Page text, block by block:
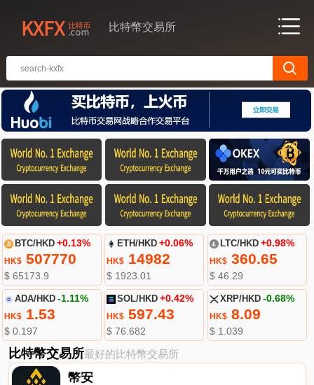
比特幣交易所
BTC/HKD +0.13%
HK$507770
$ 65173.9
ETH/HKD +0.06%
HK$ 14982
$ 1923.01
LTC/HKD +0.98%
HK$360.65
$ 46.29
ADA/HKD -1.11%
HK$1.53
$ 0.197
SOL/HKD +0.42%
HK$ 597.43
$ 76.682
XRP/HKD -0.68%
HK$8.09
$ 1.039
比特幣交易所最好的比特幣交易所
幣安